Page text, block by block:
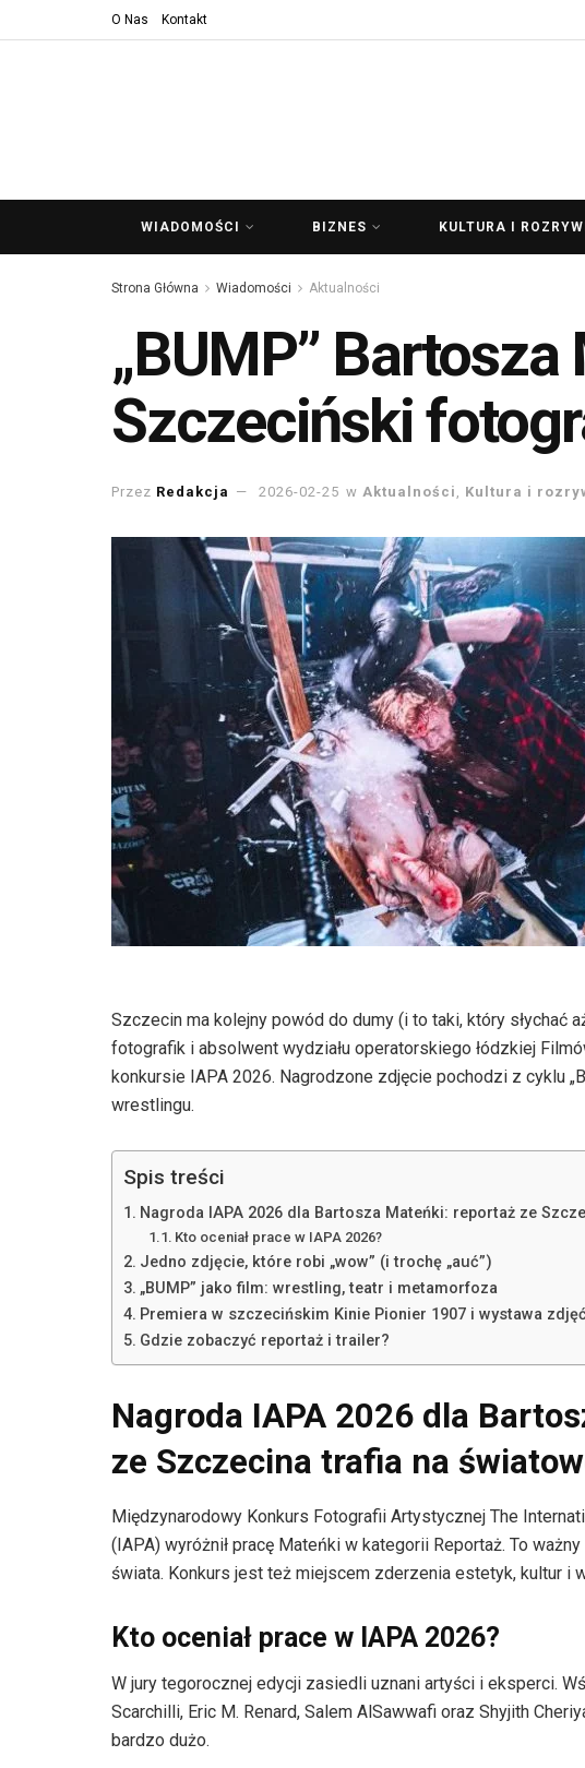
O Nas Kontakt
WIADOMOŚCI BIZNES KULTURA I
Strona Główna Wiadomości Aktualności
„BUMP”
Szczeciński
Przez Redakcja 2026-02-25 w Aktualności , Kultura i
Szczecin ma kolejny powód do dumy (i to taki, który słychać
fotografik i absolwent wydziału operatorskiego łódzkiej
konkursie IAPA 2026. Nagrodzone zdjęcie pochodzi z cyklu
wrestlingu.
Spis treści
Nagroda IAPA 2026 dla Bartosza Mateńki: reportaż ze
Kto oceniał prace w IAPA 2026?
Jedno zdjęcie, które robi „wow” (i trochę „auć”)
„BUMP” jako film: wrestling, teatr i metamorfoza
Premiera w szczecińskim Kinie Pionier 1907 i wystawa zdjęć
Gdzie zobaczyć reportaż i trailer?
Nagroda IAPA 2026 dla
ze Szczecina trafia na
Międzynarodowy Konkurs Fotografii Artystycznej The
(IAPA) wyróżnił pracę Mateńki w kategorii Reportaż. To
świata. Konkurs jest też miejscem zderzenia estetyk, kultur i
Kto oceniał prace w IAPA 2026?
W jury tegorocznej edycji zasiedli uznani artyści i eksperci.
Scarchilli, Eric M. Renard, Salem AlSawwafi oraz Shyjith
bardzo dużo.